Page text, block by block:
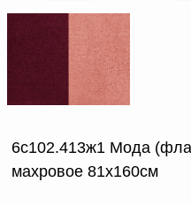
6с102.413ж1 Мода
махровое 81х160см